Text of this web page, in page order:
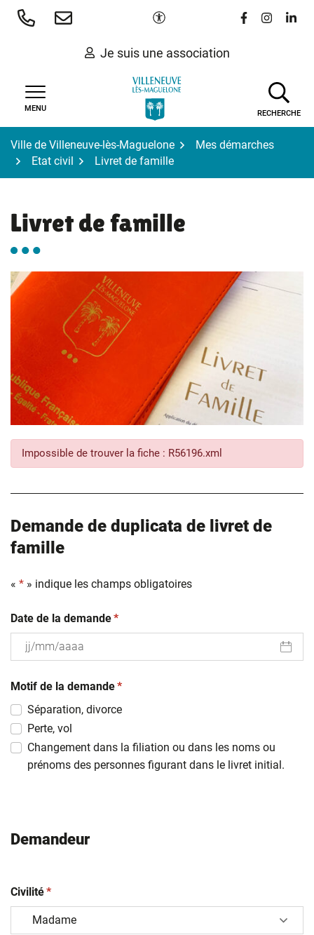
Aller
Paramètres d'accessibilité
Lien vers le
Lien vers
Lien
Je suis une association
MENU
RECHERCHE
Ville de Villeneuve-lès-Maguelone
Mes démarches
Etat civil
Livret de famille
Livret de famille
Impossible de trouver la fiche : R56196.xml
Demande de duplicata de livret de
famille
« * » indique les champs obligatoires
Date de la demande(obligatoire)
*
slash
MM
slash
AAAA
Motif de la demande(obligatoire)
*
Séparation, divorce
Perte, vol
Changement dans la filiation ou dans les noms ou
prénoms des personnes figurant dans le livret initial.
Demandeur
Civilité(obligatoire)
*